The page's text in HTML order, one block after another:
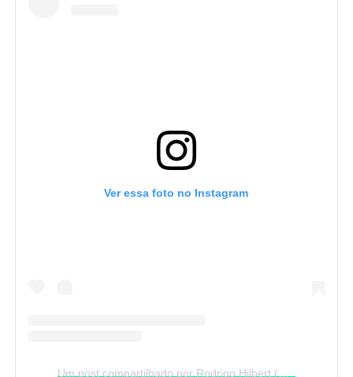
Ver essa foto no Instagram